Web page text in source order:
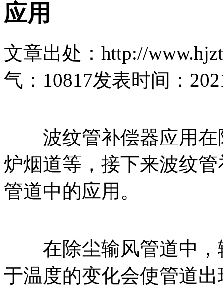
应用
文章出处：http://
气： 10817发表时间：
波纹管补偿器应用在
炉烟道等，接下来波纹
管道中的应用。
在除尘输风管道中，
于温度的变化会使管道